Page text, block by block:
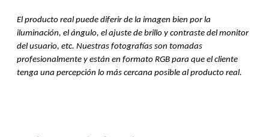
El producto real puede diferir de la imagen bien por la
iluminación, el ángulo, el ajuste de brillo y contraste del monitor
del usuario, etc. Nuestras fotografías son tomadas
profesionalmente y están en formato RGB para que el cliente
tenga una percepción lo más cercana posible al producto real.